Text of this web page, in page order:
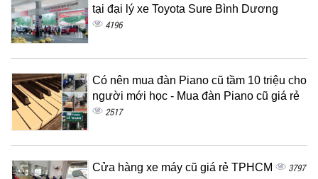
tại đại lý xe Toyota Sure Bình Dương
4196
Có nên mua đàn Piano cũ tầm 10 triệu cho
người mới học - Mua đàn Piano cũ giá rẻ
2517
Cửa hàng xe máy cũ giá rẻ TPHCM 3797